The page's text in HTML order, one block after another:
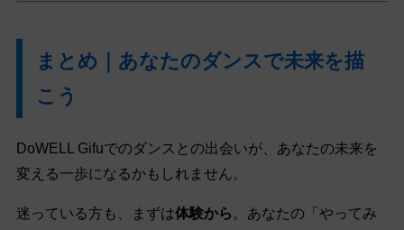
まとめ｜あなたのダンスで未来を描
こう
DoWELL Gifuでのダンスとの出会いが、あなたの未来を
変える一歩になるかもしれません。
迷っている方も、まずは体験から 。あなたの「やってみ